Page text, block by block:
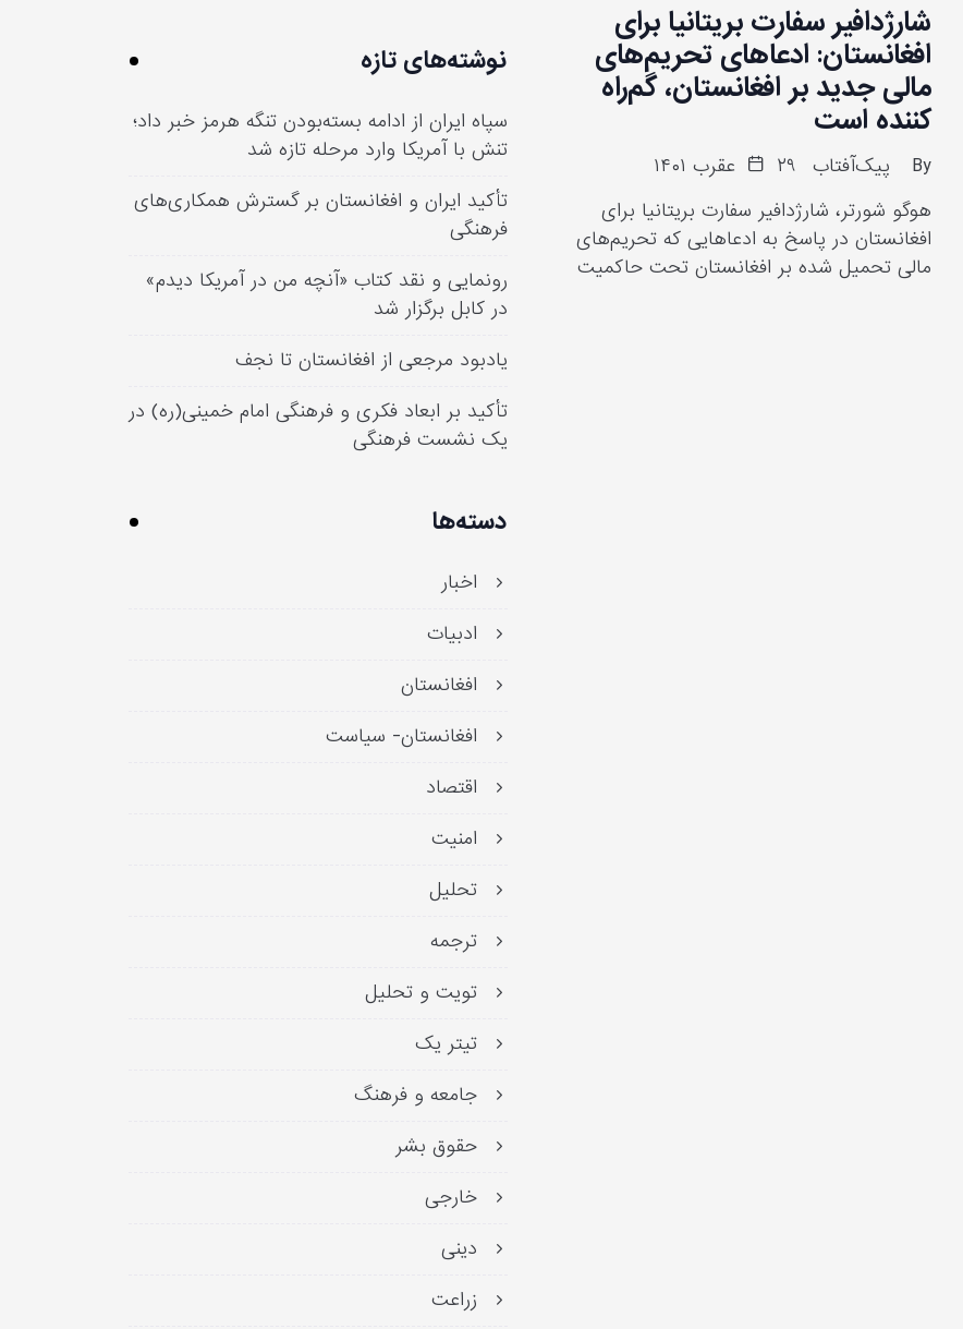
شارژدافیر سفارت بریتانیا برای
افغانستان: ادعاهای تحریم‌های
مالی جدید بر افغانستان، گم‌راه
کننده است
By پیک‌آفتاب ۲۹ عقرب ۱۴۰۱
هوگو شورتر، شارژدافیر سفارت بریتانیا برای
افغانستان در پاسخ به ادعاهایی که تحریم‌های
مالی تحمیل شده بر افغانستان تحت حاکمیت
نوشته‌های تازه
سپاه ایران از ادامه بسته‌بودن تنگه هرمز خبر داد؛
تنش با آمریکا وارد مرحله تازه شد
تأکید ایران و افغانستان بر گسترش همکاری‌های
فرهنگی
رونمایی و نقد کتاب «آنچه من در آمریکا دیدم»
در کابل برگزار شد
یادبود مرجعی از افغانستان تا نجف
تأکید بر ابعاد فکری و فرهنگی امام خمینی(ره) در
یک نشست فرهنگی
دسته‌ها
اخبار
ادبیات
افغانستان
افغانستان- سیاست
اقتصاد
امنیت
تحلیل
ترجمه
تویت و تحلیل
تیتر یک
جامعه و فرهنگ
حقوق بشر
خارجی
دینی
زراعت